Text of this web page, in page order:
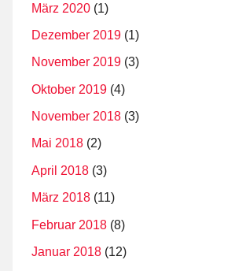
März 2020 (1)
Dezember 2019 (1)
November 2019 (3)
Oktober 2019 (4)
November 2018 (3)
Mai 2018 (2)
April 2018 (3)
März 2018 (11)
Februar 2018 (8)
Januar 2018 (12)